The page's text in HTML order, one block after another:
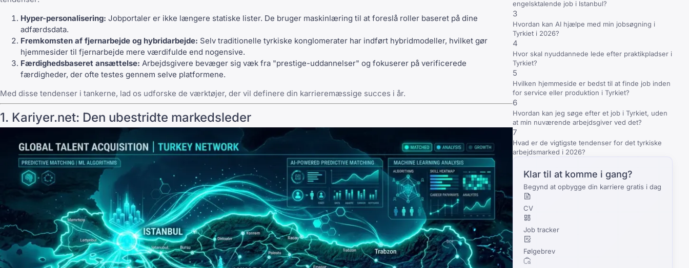
Hyper-personalisering: Jobportaler er ikke længere statiske lister. De bruger maskinlæring til at foreslå roller baseret på dine
adfærdsdata.
Fremkomsten af fjernarbejde og hybridarbejde: Selv traditionelle tyrkiske konglomerater har indført hybridmodeller, hvilket gør
hjemmesider til fjernarbejde mere værdifulde end nogensive.
Færdighedsbaseret ansættelse: Arbejdsgivere bevæger sig væk fra "prestige-uddannelser" og fokuserer på verificerede
færdigheder, der ofte testes gennem selve platformene.
Med disse tendenser i tankerne, lad os udforske de værktøjer, der vil definere din karrieremæssige succes i år.
1. Kariyer.net: Den ubestridte markedsleder
engelsktalende job i Istanbul?
3
Hvordan kan AI hjælpe med min jobsøgning i
Tyrkiet i 2026?
4
Hvor skal nyuddannede lede efter praktikpladser i
Tyrkiet?
5
Hvilken hjemmeside er bedst til at finde job inden
for service eller produktion i Tyrkiet?
6
Hvordan kan jeg søge efter et job i Tyrkiet, uden
at min nuværende arbejdsgiver ved det?
7
Hvad er de vigtigste tendenser for det tyrkiske
arbejdsmarked i 2026?
Klar til at komme i gang?
Begynd at opbygge din karriere gratis i dag
CV
Job tracker
Følgebrev